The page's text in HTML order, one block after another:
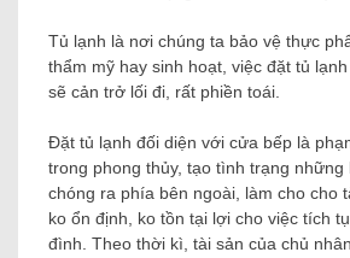
Tủ lạnh là nơi chúng ta bảo vệ thực
thẩm mỹ hay sinh hoạt, việc đặt tủ
sẽ cản trở lối đi, rất phiền toái.
Đặt tủ lạnh đối diện với cửa bếp là
trong phong thủy, tạo tình trạng những
chóng ra phía bên ngoài, làm cho cho
ko ổn định, ko tồn tại lợi cho việc tích
đình. Theo thời kì, tài sản của chủ